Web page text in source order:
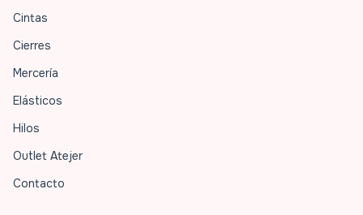
Cintas
Cierres
Mercería
Elásticos
Hilos
Outlet Atejer
Contacto